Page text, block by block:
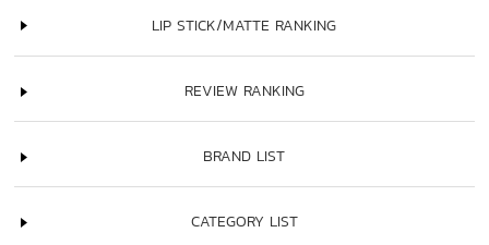
LIP STICK/MATTE RANKING
REVIEW RANKING
BRAND LIST
CATEGORY LIST